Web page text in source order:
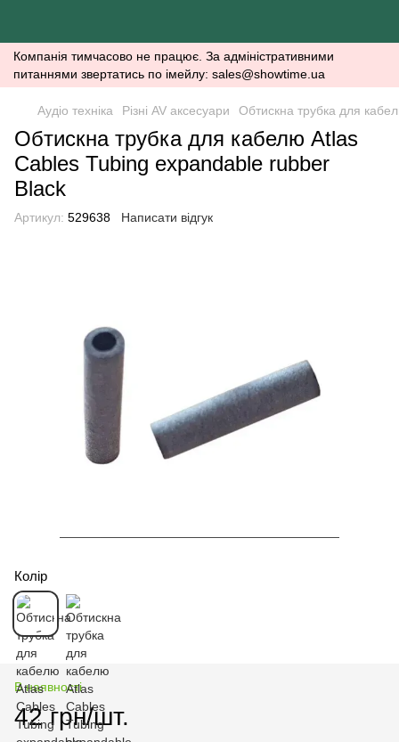
Компанія тимчасово не працює. За адміністративними
питаннями звертатись по імейлу: sales@showtime.ua
Аудіо техніка Різні AV аксесуари Обтискна трубка для
Обтискна трубка для кабелю Atlas
Cables Tubing expandable rubber
Black
Артикул: 529638 Написати відгук
Колір
В наявності
42 грн/шт.